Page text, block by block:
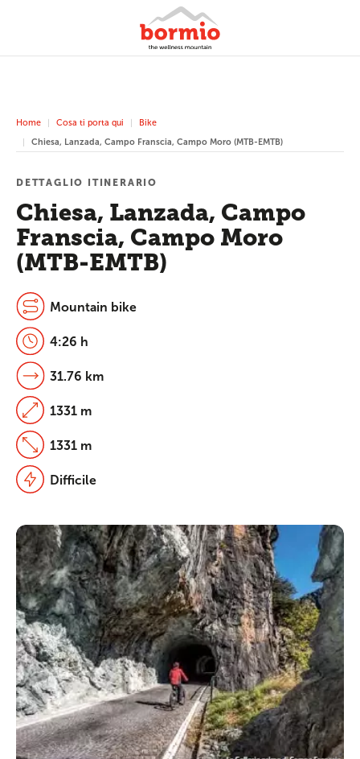
Home Cosa ti porta qui
Bike
Chiesa, Lanzada, Campo Franscia, Campo Moro (MTB-EMTB)
Chiesa, Lanzada, Campo
Franscia, Campo Moro
(MTB-EMTB)
DETTAGLIO ITINERARIO
Mountain bike
4:26 h
31.76 km
1331 m
1331 m
Difficile